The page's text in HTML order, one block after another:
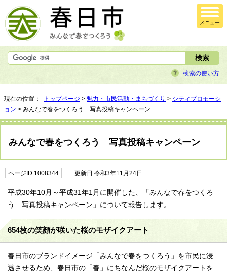
メニュー
検索の使い方
現在の位置： トップページ > 魅力・市民活動・まちづくり > シティプロモーシ
ョン > みんなで春をつくろう 写真投稿キャンペーン
みんなで春をつくろう 写真投稿キャンペーン
ページID:1008344 更新日 令和3年11月24日
平成30年10月～平成31年1月に開催した、「みんなで春をつくろ
う 写真投稿キャンペーン」について報告します。
654枚の笑顔が咲いた桜のモザイクアート
春日市のブランドイメージ「みんなで春をつくろう」を市民に浸
透させるため、春日市の「春」にちなんだ桜のモザイクアートを